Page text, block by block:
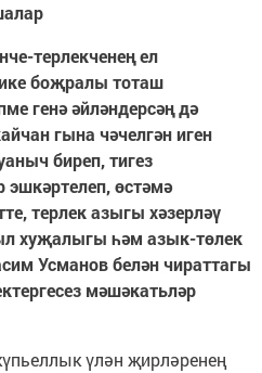
терлекченең ел
боҗралы тоташ
генә әйләндерсәң дә
гына чәчелгән иген
биреп, тигез
эшкәртелеп, өстәмә
терлек азыгы хәзерләү
хуҗалыгы һәм азык-төлек
Усманов белән чираттагы
мәшәкатьләр
үлән җирләренең